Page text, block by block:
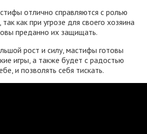
отлично справляются с ролью
как при угрозе для своего хозяина
преданно их защищать.
рост и силу, мастифы готовы
игры, а также будет с радостью
и позволять себя тискать.